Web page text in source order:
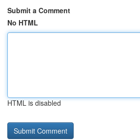
Submit a Comment
No HTML
HTML is disabled